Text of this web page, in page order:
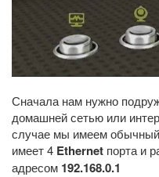
Сначала нам нужно
домашней сетью или
случае мы имеем
имеет 4 Ethernet порта и
адресом 192.168.0.1